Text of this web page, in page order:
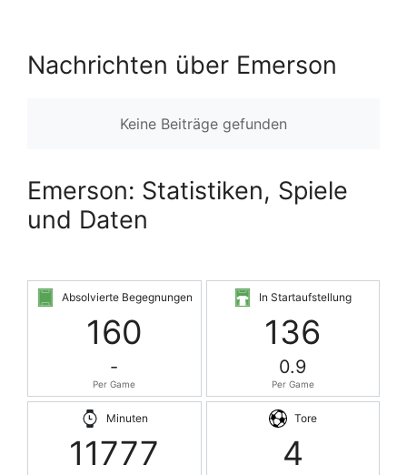
Nachrichten über Emerson
Keine Beiträge gefunden
Emerson: Statistiken, Spiele
und Daten
Absolvierte Begegnungen
160
-
Per Game
In Startaufstellung
136
0.9
Per Game
Minuten
11777
Tore
4